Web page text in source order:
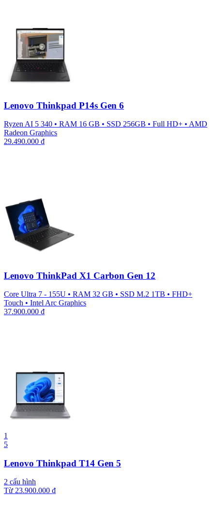
Lenovo Thinkpad P14s Gen 6
Ryzen AI 5 340 • RAM 16 GB • SSD 256GB • Full HD+ • AMD
Radeon Graphics
29.490.000 ₫
Lenovo ThinkPad X1 Carbon Gen 12
Core Ultra 7 - 155U • RAM 32 GB • SSD M.2 1TB • FHD+
Touch • Intel Arc Graphics
37.900.000 ₫
1
5
Lenovo Thinkpad T14 Gen 5
2 cấu hình
Từ 23.900.000 ₫